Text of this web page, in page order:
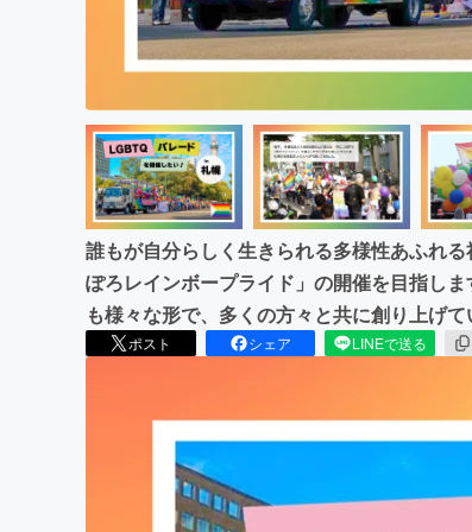
誰もが自分らしく生きられる多様性あふれ
ぽろレインボープライド」の開催を目指し
も様々な形で、多くの方々と共に創り上げて
ポスト シェア LINEで送る